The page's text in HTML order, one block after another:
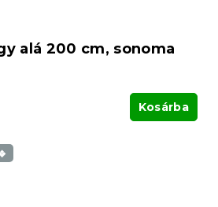
alá 200 cm, sonoma
Kosárba